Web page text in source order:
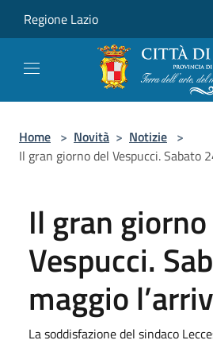
Regione Lazio
Home > Novità > Notizie >
Il gran giorno del Vespucci. Sabato
Il gran
Vespucci.
maggio
La soddisfazione del sindaco